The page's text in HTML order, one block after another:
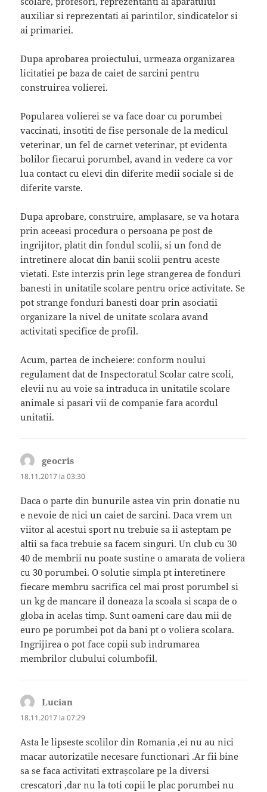
auxiliar si reprezentati ai parintilor, sindicatelor si
ai primariei.
Dupa aprobarea proiectului, urmeaza organizarea
licitatiei pe baza de caiet de sarcini pentru
construirea volierei.
Popularea volierei se va face doar cu porumbei
vaccinati, insotiti de fise personale de la medicul
veterinar, un fel de carnet veterinar, pt evidenta
bolilor fiecarui porumbel, avand in vedere ca vor
lua contact cu elevi din diferite medii sociale si de
diferite varste.
Dupa aprobare, construire, amplasare, se va hotara
prin aceeasi procedura o persoana pe post de
ingrijitor, platit din fondul scolii, si un fond de
intretinere alocat din banii scolii pentru aceste
vietati. Este interzis prin lege strangerea de fonduri
banesti in unitatile scolare pentru orice activitate. Se
pot strange fonduri banesti doar prin asociatii
organizare la nivel de unitate scolara avand
activitati specifice de profil.
Acum, partea de incheiere: conform noului
regulament dat de Inspectoratul Scolar catre scoli,
elevii nu au voie sa intraduca in unitatile scolare
animale si pasari vii de companie fara acordul
unitatii.
geocris
18.11.2017 la 03:30
Daca o parte din bunurile astea vin prin donatie nu
e nevoie de nici un caiet de sarcini. Daca vrem un
viitor al acestui sport nu trebuie sa ii asteptam pe
altii sa faca trebuie sa facem singuri. Un club cu 30
40 de membrii nu poate sustine o amarata de voliera
cu 30 porumbei. O solutie simpla pt interetinere
fiecare membru sacrifica cel mai prost porumbel si
un kg de mancare il doneaza la scoala si scapa de o
globa in acelas timp. Sunt oameni care dau mii de
euro pe porumbei pot da bani pt o voliera scolara.
Ingrijirea o pot face copii sub indrumarea
membrilor clubului columbofil.
Lucian
18.11.2017 la 07:29
Asta le lipseste scolilor din Romania ,ei nu au nici
macar autorizatile necesare functionari .Ar fii bine
sa se faca activitati extrașcolare pe la diversi
crescatori ,dar nu la toti copii le plac porumbei nu